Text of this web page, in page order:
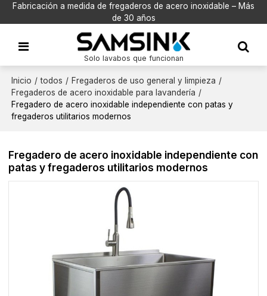
Fabricación a medida de fregaderos de acero inoxidable – Más
de 30 años
Solo lavabos que funcionan
Inicio / todos / Fregaderos de uso general y limpieza /
Fregaderos de acero inoxidable para lavandería /
Fregadero de acero inoxidable independiente con patas y
fregaderos utilitarios modernos
Fregadero de acero inoxidable independiente con
patas y fregaderos utilitarios modernos